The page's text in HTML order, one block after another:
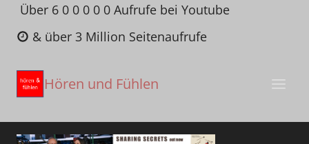
Zum
Inhalt
springen
Über 6 0 0 0 0 0 Aufrufe bei Youtube
& über 3 Million Seitenaufrufe
Hören und Fühlen